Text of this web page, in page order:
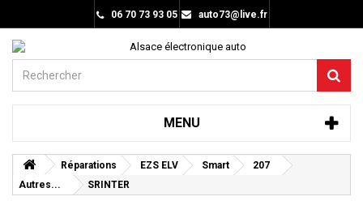
06 70 73 93 05 auto73@live.fr
MENU
Réparations EZS ELV Smart
207
Autres...
SRINTER